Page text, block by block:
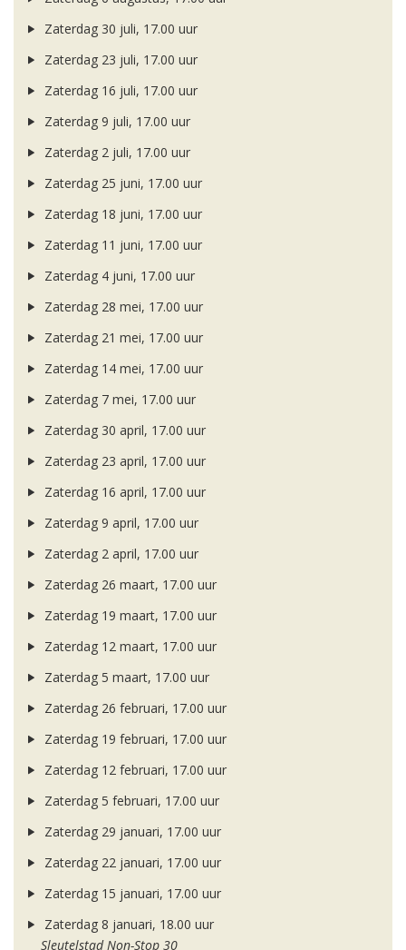
Zaterdag 30 juli, 17.00 uur
Zaterdag 23 juli, 17.00 uur
Zaterdag 16 juli, 17.00 uur
Zaterdag 9 juli, 17.00 uur
Zaterdag 2 juli, 17.00 uur
Zaterdag 25 juni, 17.00 uur
Zaterdag 18 juni, 17.00 uur
Zaterdag 11 juni, 17.00 uur
Zaterdag 4 juni, 17.00 uur
Zaterdag 28 mei, 17.00 uur
Zaterdag 21 mei, 17.00 uur
Zaterdag 14 mei, 17.00 uur
Zaterdag 7 mei, 17.00 uur
Zaterdag 30 april, 17.00 uur
Zaterdag 23 april, 17.00 uur
Zaterdag 16 april, 17.00 uur
Zaterdag 9 april, 17.00 uur
Zaterdag 2 april, 17.00 uur
Zaterdag 26 maart, 17.00 uur
Zaterdag 19 maart, 17.00 uur
Zaterdag 12 maart, 17.00 uur
Zaterdag 5 maart, 17.00 uur
Zaterdag 26 februari, 17.00 uur
Zaterdag 19 februari, 17.00 uur
Zaterdag 12 februari, 17.00 uur
Zaterdag 5 februari, 17.00 uur
Zaterdag 29 januari, 17.00 uur
Zaterdag 22 januari, 17.00 uur
Zaterdag 15 januari, 17.00 uur
Zaterdag 8 januari, 18.00 uur
Sleutelstad Non-Stop 30